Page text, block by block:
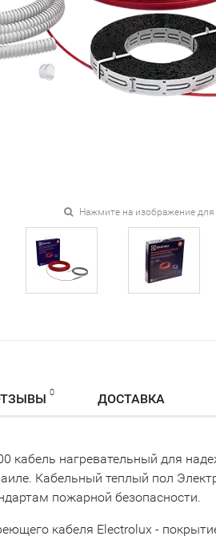
Нажмите на изображение для
0 ДОСТАВКА
кабель нагревательный для
Кабельный теплый пол
пожарной безопасности.
кабеля Electrolux -